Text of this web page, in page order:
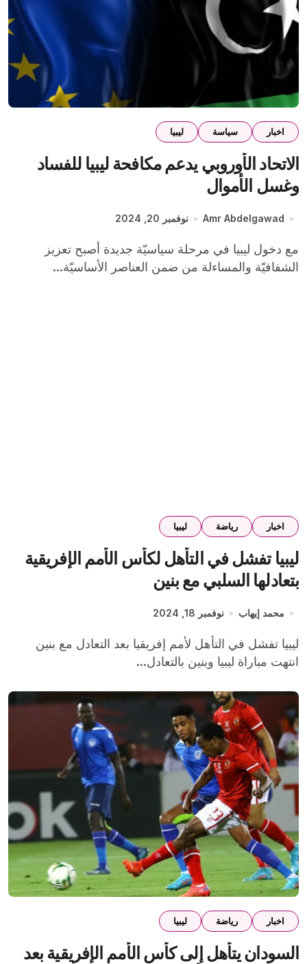
اخبار سياسة ليبيا
الاتحاد الأوروبي يدعم مكافحة ليبيا للفساد
وغسل الأموال
Amr Abdelgawad نوفمبر 20, 2024
مع دخول ليبيا في مرحلة سياسيّة جديدة أصبح تعزيز
الشفافيّة والمساءلة من ضمن العناصر الأساسيّة...
اخبار رياضة ليبيا
ليبيا تفشل في التأهل لكأس الأمم الإفريقية
بتعادلها السلبي مع بنين
محمد إيهاب نوفمبر 18, 2024
ليبيا تفشل في التأهل لأمم إفريقيا بعد التعادل مع بنين
انتهت مباراة ليبيا وبنين بالتعادل...
اخبار رياضة ليبيا
السودان يتأهل إلى كأس الأمم الإفريقية بعد